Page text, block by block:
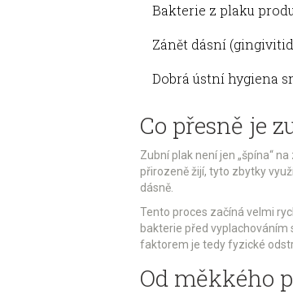
Bakterie z plaku
Zánět dásní
Dobrá ústní hygiena
Co přesně je
Zubní plak není jen „špína“
přirozeně žijí, tyto zbytky
dásně.
Tento proces začíná velmi
bakterie před vyplachováním
faktorem je tedy fyzické
Od měkkého